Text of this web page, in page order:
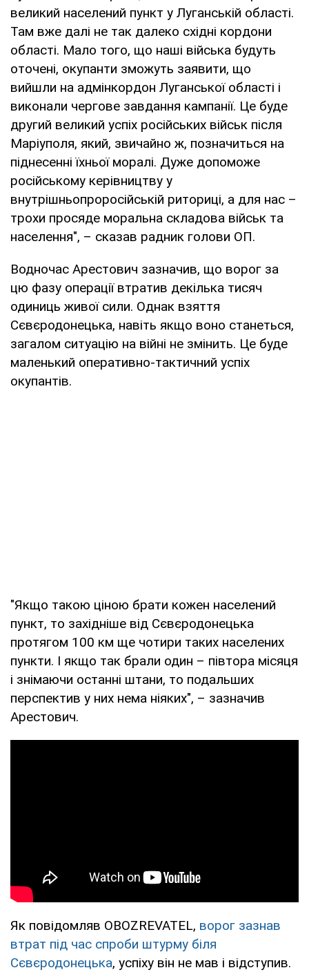
великий населений пункт у Луганській області.
Там вже далі не так далеко східні кордони
області. Мало того, що наші війська будуть
оточені, окупанти зможуть заявити, що
вийшли на адмінкордон Луганської області і
виконали чергове завдання кампанії. Це буде
другий великий успіх російських військ після
Маріуполя, який, звичайно ж, позначиться на
піднесенні їхньої моралі. Дуже допоможе
російському керівництву у
внутрішньопроросійській риториці, а для нас –
трохи просяде моральна складова військ та
населення", – сказав радник голови ОП.
Водночас Арестович зазначив, що ворог за
цю фазу операції втратив декілька тисяч
одиниць живої сили. Однак взяття
Сєвєродонецька, навіть якщо воно станеться,
загалом ситуацію на війні не змінить. Це буде
маленький оперативно-тактичний успіх
окупантів.
"Якщо такою ціною брати кожен населений
пункт, то західніше від Сєвєродонецька
протягом 100 км ще чотири таких населених
пункти. І якщо так брали один – півтора місяця
і знімаючи останні штани, то подальших
перспектив у них нема ніяких", – зазначив
Арестович.
Як повідомляв OBOZREVATEL, ворог зазнав
втрат під час спроби штурму біля
Сєвєродонецька, успіху він не мав і відступив.